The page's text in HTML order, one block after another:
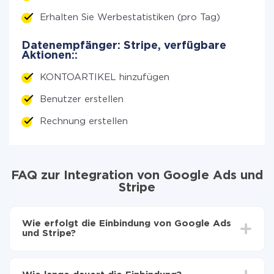
Erhalten Sie Werbestatistiken (pro Tag)
Datenempfänger: Stripe, verfügbare
Aktionen::
KONTOARTIKEL hinzufügen
Benutzer erstellen
Rechnung erstellen
FAQ zur Integration von Google Ads und
Stripe
Wie erfolgt die Einbindung von Google Ads
und Stripe?